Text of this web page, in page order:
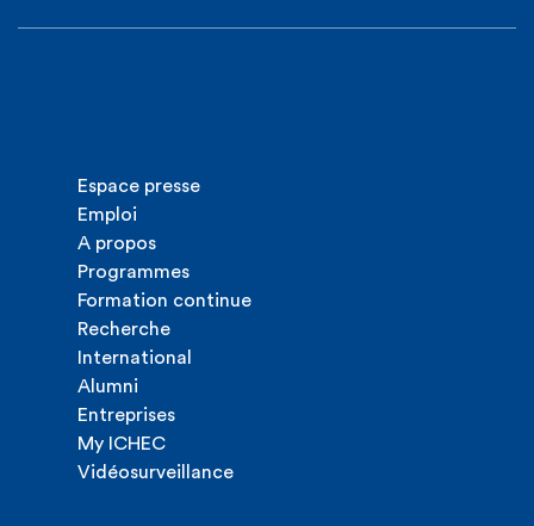
Espace presse
Emploi
A propos
Programmes
Formation continue
Recherche
International
Alumni
Entreprises
My ICHEC
Vidéosurveillance